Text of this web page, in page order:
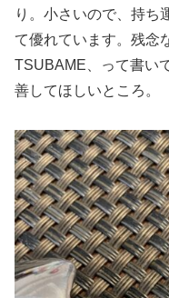
り。小さいので、持ち
て優れています。残念
TSUBAME、って書い
善してほしいところ。